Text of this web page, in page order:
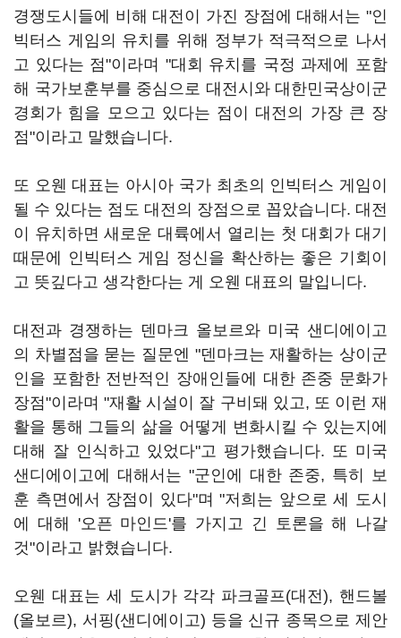
경쟁도시들에 비해 대전이 가진 장점에 대해서는 "인
빅터스 게임의 유치를 위해 정부가 적극적으로 나서
고 있다는 점"이라며 "대회 유치를 국정 과제에 포함
해 국가보훈부를 중심으로 대전시와 대한민국상이군
경회가 힘을 모으고 있다는 점이 대전의 가장 큰 장
점"이라고 말했습니다.
또 오웬 대표는 아시아 국가 최초의 인빅터스 게임이
될 수 있다는 점도 대전의 장점으로 꼽았습니다. 대전
이 유치하면 새로운 대륙에서 열리는 첫 대회가 대기
때문에 인빅터스 게임 정신을 확산하는 좋은 기회이
고 뜻깊다고 생각한다는 게 오웬 대표의 말입니다.
대전과 경쟁하는 덴마크 올보르와 미국 샌디에이고
의 차별점을 묻는 질문엔 "덴마크는 재활하는 상이군
인을 포함한 전반적인 장애인들에 대한 존중 문화가
장점"이라며 "재활 시설이 잘 구비돼 있고, 또 이런 재
활을 통해 그들의 삶을 어떻게 변화시킬 수 있는지에
대해 잘 인식하고 있었다"고 평가했습니다. 또 미국
샌디에이고에 대해서는 "군인에 대한 존중, 특히 보
훈 측면에서 장점이 있다"며 "저희는 앞으로 세 도시
에 대해 '오픈 마인드'를 가지고 긴 토론을 해 나갈
것"이라고 밝혔습니다.
오웬 대표는 세 도시가 각각 파크골프(대전), 핸드볼
(올보르), 서핑(샌디에이고) 등을 신규 종목으로 제안